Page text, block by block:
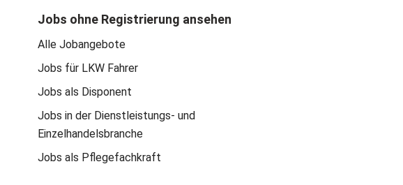
Jobs ohne Registrierung ansehen
Alle Jobangebote
Jobs für LKW Fahrer
Jobs als Disponent
Jobs in der Dienstleistungs- und
Einzelhandelsbranche
Jobs als Pflegefachkraft